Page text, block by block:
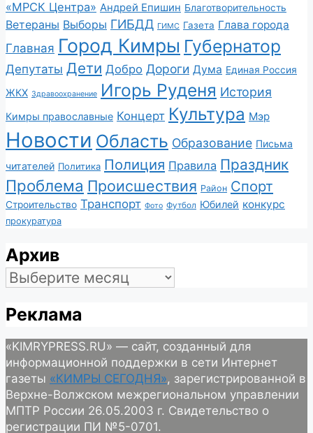
«МРСК Центра» Андрей Епишин Благотворительность
Ветераны Выборы ГИБДД ГИМС Газета Глава города
Главная Город Кимры Губернатор
Депутаты Дети Добро Дороги Дума Единая Россия
ЖКХ Здравоохранение Игорь Руденя История
Кимры православные Концерт Культура Мэр
Новости Область Образование Письма
читателей Политика Полиция Правила Праздник
Проблема Происшествия Район Спорт
Строительство Транспорт Фото Футбол Юбилей конкурс
прокуратура
Архив
Архив
Реклама
«KIMRYPRESS.RU» — сайт, созданный для
информационной поддержки в сети Интернет
газеты «КИМРЫ СЕГОДНЯ», зарегистрированной в
Верхне-Волжском межрегиональном управлении
МПТР России 26.05.2003 г. Свидетельство о
регистрации ПИ №5-0701.